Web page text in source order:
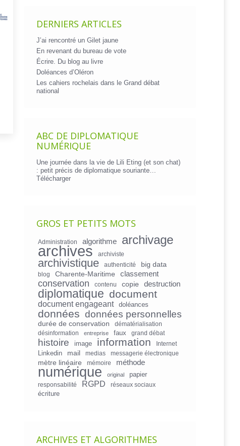
DERNIERS ARTICLES
J’ai rencontré un Gilet jaune
En revenant du bureau de vote
Écrire. Du blog au livre
Doléances d’Oléron
Les cahiers rochelais dans le Grand débat
national
ABC DE DIPLOMATIQUE
NUMÉRIQUE
Une journée dans la vie de Lili Eting (et son chat)
: petit précis de diplomatique souriante…
Télécharger
GROS ET PETITS MOTS
Administration algorithme archivage
archives archiviste
archivistique authenticité big data
blog Charente-Maritime classement
conservation contenu copie destruction
diplomatique document
document engageant doléances
données données personnelles
durée de conservation
dématérialisation
désinformation
entreprise faux grand débat
histoire image information Internet
Linkedin mail medias messagerie électronique
mètre linéaire mémoire méthode
numérique original papier
responsabilité RGPD réseaux sociaux
écriture
ARCHIVES ET ALGORITHMES